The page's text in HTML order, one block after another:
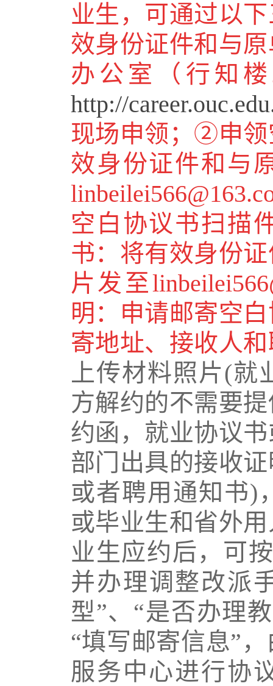
业生，可通过以
效身份证件和与
办公室（行知楼
http://
现场申领；②申领
效身份证件和与
空白协议书扫描
书：将有效身份
片发至
明：申请邮寄空
寄地址、接收人
上传材料照片(就
方解约的不需要
约函，就业协议
部门出具的接收
或者聘用通知书)
或毕业生和省外
业生应约后，可
并办理调整改派
型”、“是否办理
“填写邮寄信息”
服务中心进行协